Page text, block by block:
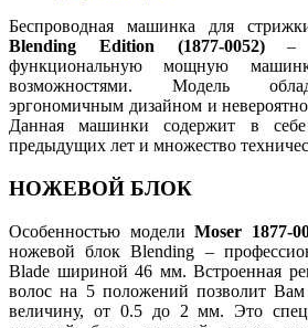
Беспроводная машинка для
Blending Edition (1877-0052)–
функциональную мощную
возможностями. Модель
эргономичным дизайном и
Данная машинки содержит в себе
предыдущих лет и множество
НОЖЕВОЙ БЛОК
Особенностью моделиMoser 1877-
ножевой блок Blending –
Blade шириной 46 мм. Встроенная
волос на 5 положений позволит
величину, от 0.5 до 2 мм. Это